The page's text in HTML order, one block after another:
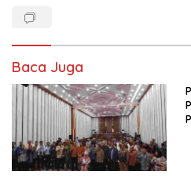
Baca Juga